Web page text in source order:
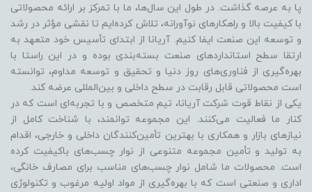
پا به عرصه گذاشت. در طول این سال‌ها، ما با تمرکز بر ارائه محصولاتی
با کیفیت بالا و راهکارهای نوآورانه، تلاش کرده‌ایم تا نقشی مؤثر در رشد
و توسعه این صنعت ایفا کنیم. آریانا از ابتدای تأسیس خود متعهد به
ارتقا سطح استانداردهای صنعت بسته‌بندی بوده و در این راستا با
بهره‌گیری از فناوری‌های روز دنیا و تحقیق و توسعه مداوم، توانسته
است محصولاتی قابل رقابت در سطح داخلی و بین‌المللی عرضه کند.
یکی از نقاط قوت شرکت آریانا، تیم متخصص و با تجربه‌ای است که در
کنار ما فعالیت می‌کنند. این مجموعه توانمند، با شناخت کامل از
نیازهای بازار و همکاری با بهترین تأمین‌کنندگان داخلی و خارجی، اقدام
به تولید و تأمین مجموعه متنوعی از نوار چسب‌های باکیفیت کرده
است. محصولات ما شامل نوار چسب‌های مناسب برای مصارف خانگی،
اداری و صنعتی است که با بهره‌گیری از مواد اولیه مرغوب و تکنولوژی